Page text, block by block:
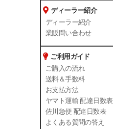
ディーラー紹介
ディーラー紹介
業販問い合わせ
ご利用ガイド
ご購入の流れ
送料＆手数料
お支払方法
ヤマト運輸 配達日数表
佐川急便 配達日数表
よくある質問の答え